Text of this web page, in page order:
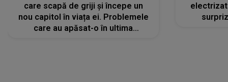
care scapă de griji și începe un
nou capitol în viața ei. Problemele
care au apăsat-o în ultima